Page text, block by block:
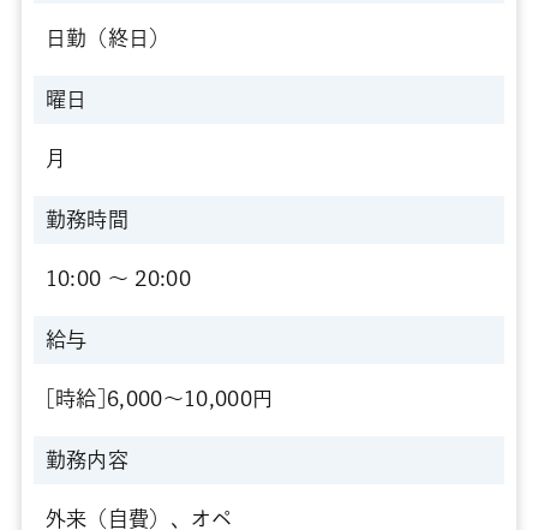
日勤（終日）
曜日
月
勤務時間
10:00 〜 20:00
給与
[時給]6,000～10,000円
勤務内容
外来（自費）、オペ